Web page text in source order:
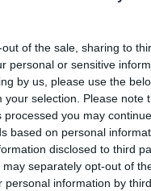
of the sale, sharing to
personal or sensitive
by us, please use the
your selection. Please note
processed you may
based on personal
disclosed to third
separately opt-out of
personal information by
spędzone bez
Nie wyobraża
Targają nią różne
dlaczego Filona tak
jest krótka. Gdy tylko
jak skrzeczenie
się zbliża.